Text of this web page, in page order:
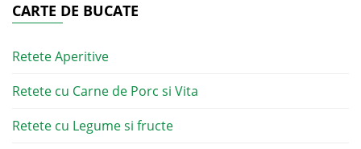
CARTE DE BUCATE
Retete Aperitive
Retete cu Carne de Porc si Vita
Retete cu Legume si fructe